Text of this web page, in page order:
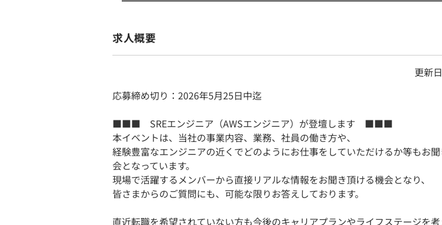
求人概要
更新
応募締め切り：2026年5月25日中迄
■■■ SREエンジニア（AWSエンジニア）が登壇します ■■■
本イベントは、当社の事業内容、業務、社員の働き方や、
経験豊富なエンジニアの近くでどのようにお仕事をしていただけるか等もお
会となっています。
現場で活躍するメンバーから直接リアルな情報をお聞き頂ける機会となり、
皆さまからのご質問にも、可能な限りお答えしております。
直近転職を希望されていない方も今後のキャリアプランやライフステージを考